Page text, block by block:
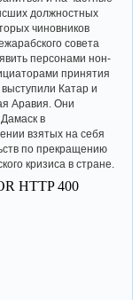
должностных
чиновников
совета
персонами нон-
принятия
Катар и
Аравия. Они
в
взятых на себя
по прекращению
кризиса в стране.